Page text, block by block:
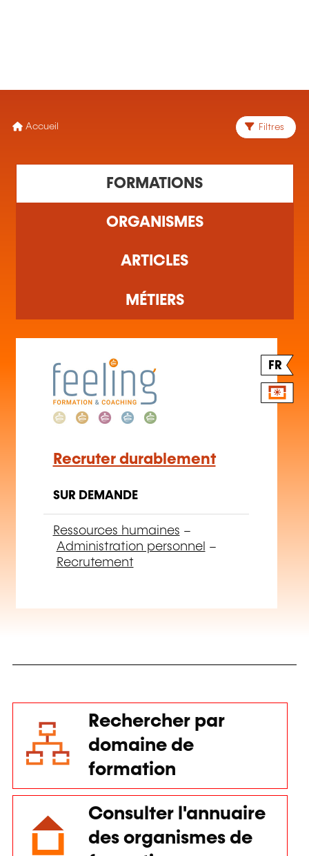
Accueil Filtres
FORMATIONS
ORGANISMES
ARTICLES
MÉTIERS
FR
Recruter durablement
SUR DEMANDE
Ressources humaines –
Administration personnel –
Recrutement
Rechercher par
domaine de
formation
Consulter l'annuaire
des organismes de